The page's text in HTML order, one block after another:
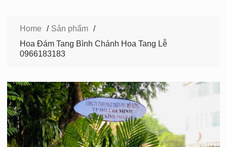
Home
Sản phẩm
Hoa Đám Tang Bình Chánh Hoa Tang Lễ
0966183183